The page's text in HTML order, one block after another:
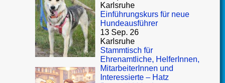
Karlsruhe
Einführungskurs für neue
Hundeausführer
13 Sep. 26
Karlsruhe
Stammtisch für
Ehrenamtliche, HelferInnen,
MitarbeiterInnen und
Interessierte – Hatz